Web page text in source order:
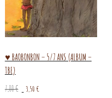
♥ BAOBONBON – 5/7 ANS (ALBUM –
TBE)
7,00€
Le
3,50€